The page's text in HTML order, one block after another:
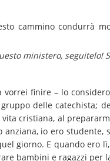
cammino
ministero,
finire – lo
delle catechista;
cristiana, al
io ero
giorno. E quando ero
bambini e ragazzi per